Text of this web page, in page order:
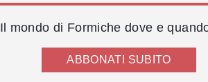
Il mondo di Formiche dove e
ABBONATI SUBITO